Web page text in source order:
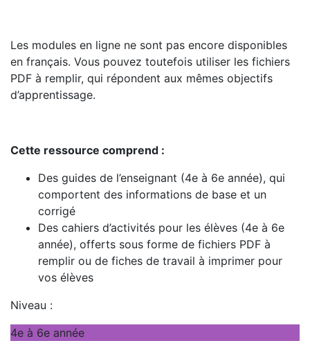
Les modules en ligne ne sont pas encore disponibles
en français. Vous pouvez toutefois utiliser les fichiers
PDF à remplir, qui répondent aux mêmes objectifs
d’apprentissage.
Cette ressource comprend :
Des guides de l’enseignant (4e à 6e année), qui
comportent des informations de base et un
corrigé
Des cahiers d’activités pour les élèves (4e à 6e
année), offerts sous forme de fichiers PDF à
remplir ou de fiches de travail à imprimer pour
vos élèves
Niveau :
4e à 6e année